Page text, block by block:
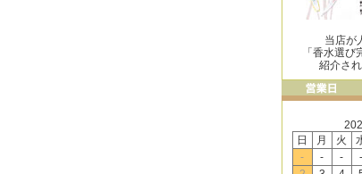
当店が
「香水選び
紹介さ
日
月 火
-
- - -